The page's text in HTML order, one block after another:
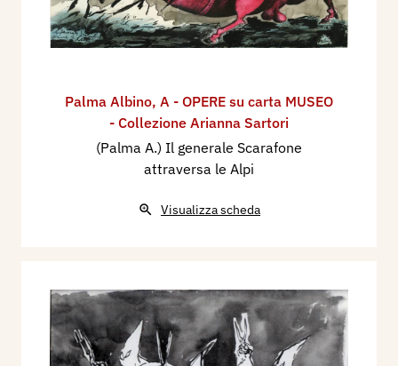
Palma Albino, A - OPERE su carta MUSEO
- Collezione Arianna Sartori
(Palma A.) Il generale Scarafone
attraversa le Alpi
Visualizza scheda